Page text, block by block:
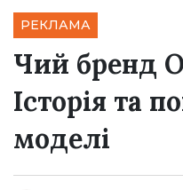
РЕКЛАМА
Чий бренд
Історія та
моделі